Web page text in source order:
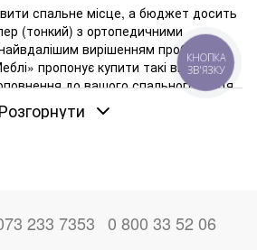
спальне місце, а бюджет досить
(тонкий) з ортопедичними
вирішенням проблеми.
пропонує купити такі вироби –
до вашого спального місця,
ліжко, навіть розкладачка.
Розгорнути
233 7353 0 800 33 52 06
КНОПКА
ЗВ'ЯЗКУ